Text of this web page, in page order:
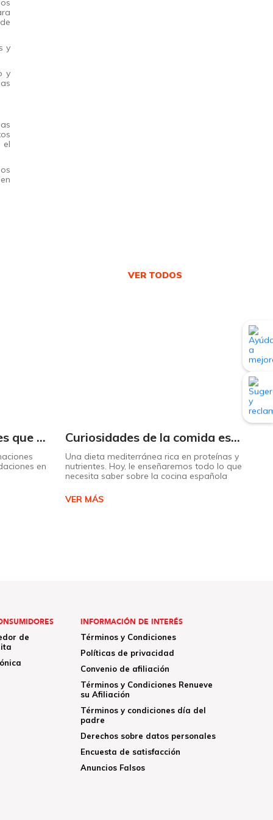
y
y
el
VER TODOS
Conozca las donaciones que más necesitan los damnificados de una catástrofe.
en
Curiosidades de la comida española
Una dieta mediterránea rica en proteínas y
nutrientes. Hoy, le enseñaremos todo lo que
necesita saber sobre la cocina española
VER MÁS
de
INFORMACIÓN DE INTERÉS
Términos y Condiciones
Políticas de privacidad
Convenio de afiliación
Términos y Condiciones Renueve
su Afiliación
Términos y condiciones día del
padre
Derechos sobre datos personales
Encuesta de satisfacción
Anuncios Falsos